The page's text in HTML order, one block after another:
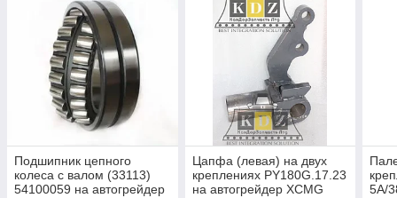
Подшипник цепного
колеса с валом (33113)
54100059 на автогрейдер
Цапфа (левая) на двух
креплениях PY180G.17.23
на автогрейдер XCMG
5A/